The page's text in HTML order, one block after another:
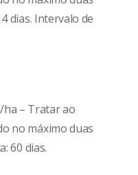
dias. Intervalo de
ha – Tratar ao
no máximo duas
60 dias.